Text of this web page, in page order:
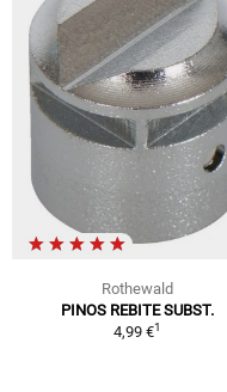
Rothewald
PINOS REBITE SUBST.
4,99 €1